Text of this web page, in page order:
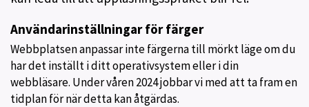
Användarinställningar för färger
Webbplatsen anpassar inte färgerna till mörkt läge om du
har det inställt i ditt operativsystem eller i din
webbläsare. Under våren 2024 jobbar vi med att ta fram en
tidplan för när detta kan åtgärdas.